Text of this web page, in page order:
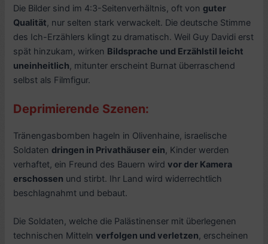
Die Bilder sind im 4:3-Seitenverhältnis, oft von guter
Qualität, nur selten stark verwackelt. Die deutsche Stimme
des Ich-Erzählers klingt zu dramatisch. Weil Guy Davidi erst
spät hinzukam, wirken Bildsprache und Erzählstil leicht
uneinheitlich, mitunter erscheint Burnat überraschend
selbst als Filmfigur.
Deprimierende Szenen:
Tränengasbomben hageln in Olivenhaine, israelische
Soldaten dringen in Privathäuser ein, Kinder werden
verhaftet, ein Freund des Bauern wirdvor der Kamera
erschossen und stirbt. Ihr Land wird widerrechtlich
beschlagnahmt und bebaut.
Die Soldaten, welche die Palästinenser mit überlegenen
technischen Mittelnverfolgen und verletzen, erscheinen